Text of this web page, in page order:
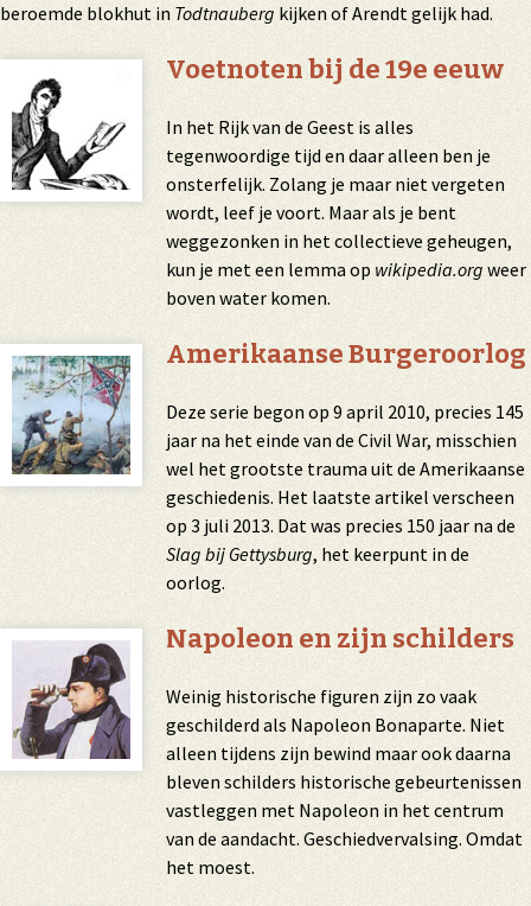
beroemde blokhut in Todtnauberg kijken of Arendt gelijk had.
Voetnoten bij de 19e eeuw
In het Rijk van de Geest is alles
tegenwoordige tijd en daar alleen ben je
onsterfelijk. Zolang je maar niet vergeten
wordt, leef je voort. Maar als je bent
weggezonken in het collectieve geheugen,
kun je met een lemma op wikipedia.org weer
boven water komen.
Amerikaanse Burgeroorlog
Deze serie begon op 9 april 2010, precies 145
jaar na het einde van de Civil War, misschien
wel het grootste trauma uit de Amerikaanse
geschiedenis. Het laatste artikel verscheen
op 3 juli 2013. Dat was precies 150 jaar na de
Slag bij Gettysburg, het keerpunt in de
oorlog.
Napoleon en zijn schilders
Weinig historische figuren zijn zo vaak
geschilderd als Napoleon Bonaparte. Niet
alleen tijdens zijn bewind maar ook daarna
bleven schilders historische gebeurtenissen
vastleggen met Napoleon in het centrum
van de aandacht. Geschiedvervalsing. Omdat
het moest.